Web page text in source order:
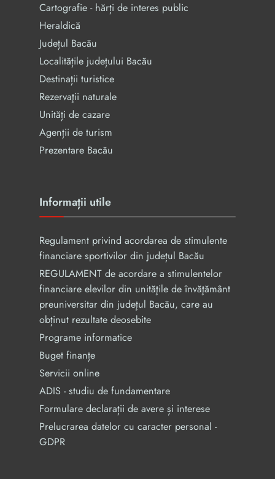
Cartografie - hărți de interes public
Heraldică
Județul Bacău
Localitățile județului Bacău
Destinații turistice
Rezervaţii naturale
Unități de cazare
Agenții de turism
Prezentare Bacău
Informații utile
Regulament privind acordarea de stimulente
financiare sportivilor din județul Bacău
REGULAMENT de acordare a stimulentelor
financiare elevilor din unităţile de învăţământ
preuniversitar din judeţul Bacău, care au
obținut rezultate deosebite
Programe informatice
Buget finanțe
Servicii online
ADIS - studiu de fundamentare
Formulare declarații de avere și interese
Prelucrarea datelor cu caracter personal -
GDPR